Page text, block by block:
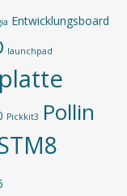
Entwicklungsboard
launchpad
Pickkit3 Pollin